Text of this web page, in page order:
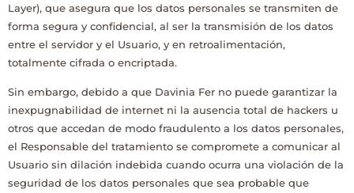
Layer), que asegura que los datos personales se transmiten de
forma segura y confidencial, al ser la transmisión de los datos
entre el servidor y el Usuario, y en retroalimentación,
totalmente cifrada o encriptada.
Sin embargo, debido a que Davinia Fer no puede garantizar la
inexpugnabilidad de internet ni la ausencia total de hackers u
otros que accedan de modo fraudulento a los datos personales,
el Responsable del tratamiento se compromete a comunicar al
Usuario sin dilación indebida cuando ocurra una violación de la
seguridad de los datos personales que sea probable que